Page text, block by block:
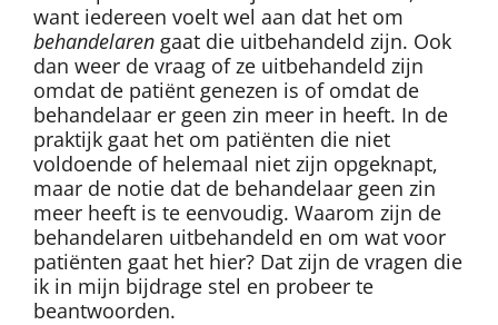
want iedereen voelt wel aan dat het om
behandelaren gaat die uitbehandeld zijn. Ook
dan weer de vraag of ze uitbehandeld zijn
omdat de patiënt genezen is of omdat de
behandelaar er geen zin meer in heeft. In de
praktijk gaat het om patiënten die niet
voldoende of helemaal niet zijn opgeknapt,
maar de notie dat de behandelaar geen zin
meer heeft is te eenvoudig. Waarom zijn de
behandelaren uitbehandeld en om wat voor
patiënten gaat het hier? Dat zijn de vragen die
ik in mijn bijdrage stel en probeer te
beantwoorden.